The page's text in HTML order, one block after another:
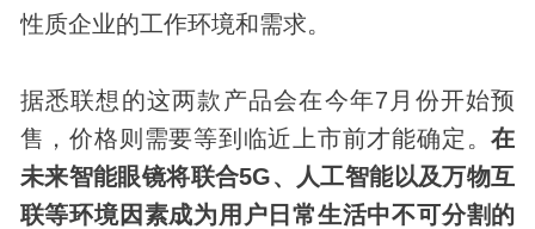
性质企业的工作环境和需求。
据悉联想的这两款产品会在今年7月份开始预
售，价格则需要等到临近上市前才能确定。在
未来智能眼镜将联合5G、人工智能以及万物互
联等环境因素成为用户日常生活中不可分割的